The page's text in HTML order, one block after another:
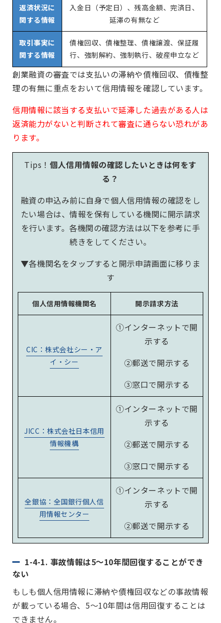
返済状況に
関する情報
入金日（予定日）、残高金額、完済日、
延滞の有無など
取引事実に
関する情報
債権回収、債権整理、債権譲渡、保証履
行、強制解約、強制執行、破産申立など
創業融資の審査では支払いの滞納や債権回収、債権整
理の有無に重点をおいて信用情報を確認しています。
信用情報に該当する支払いで延滞した過去がある人は
返済能力がないと判断されて審査に通らない恐れがあ
ります。
Tips！ 個人信用情報の確認したいときは何をす
る？
融資の申込み前に自身で個人信用情報の確認をし
たい場合は、情報を保有している機関に開示請求
を行います。各機関の確認方法は以下を参考に手
続きをしてください。
▼各機関名をタップすると開示申請画面に移りま
す
個人信用情報機関名 開示請求方法
CIC：株式会社シー・ア
イ・シー
①インターネットで開
示する
②郵送で開示する
③窓口で開示する
JICC：株式会社日本信用
情報機構
①インターネットで開
示する
②郵送で開示する
③窓口で開示する
全銀協： 全国銀行個人信
用情報センター
①インターネットで開
示する
②郵送で開示する
1-4-1. 事故情報は5～10年間回復することができ
ない
もしも個人信用情報に滞納や債権回収などの事故情報
が載っている場合、5～10年間は信用回復することは
できません。